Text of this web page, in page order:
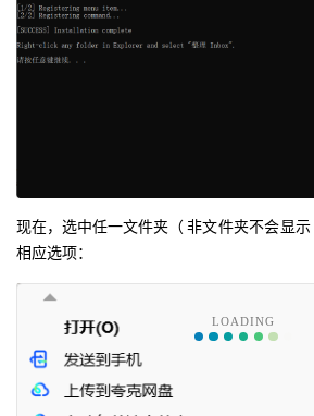
LOADING
现在，选中任一文件夹（ 非文件夹不会显示
相应选项：